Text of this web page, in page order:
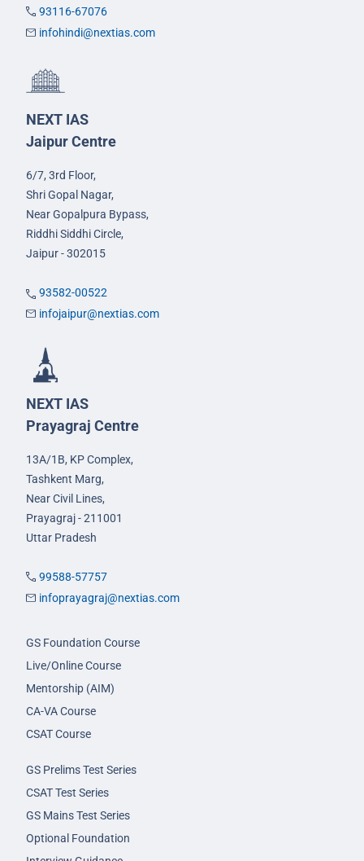
93116-67076
infohindi@nextias.com
NEXT IAS
Jaipur Centre
6/7, 3rd Floor,
Shri Gopal Nagar,
Near Gopalpura Bypass,
Riddhi Siddhi Circle,
Jaipur - 302015
93582-00522
infojaipur@nextias.com
NEXT IAS
Prayagraj Centre
13A/1B, KP Complex,
Tashkent Marg,
Near Civil Lines,
Prayagraj - 211001
Uttar Pradesh
99588-57757
infoprayagraj@nextias.com
GS Foundation Course
Live/Online Course
Mentorship (AIM)
CA-VA Course
CSAT Course
GS Prelims Test Series
CSAT Test Series
GS Mains Test Series
Optional Foundation